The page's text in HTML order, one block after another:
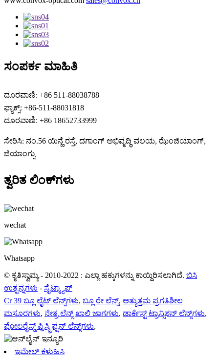
ಸಂಪರ್ಕ ಮಾಹಿತಿ
ದೂರವಾಣಿ: +86 511-88038788
ಫ್ಯಾಕ್ಸ್: +86-511-88031818
ದೂರವಾಣಿ: +86 18652733999
ಸೇರಿಸಿ: ನಂ.56 ಯಿನ್ಹೆ ರಸ್ತೆ, ದಗಾಂಗ್ ಅಭಿವೃದ್ಧಿ ವಲಯ, ಝೆಂಜಿಯಾಂಗ್,
ಜಿಯಾಂಗ್ಸು
ತ್ವರಿತ ಲಿಂಕ್‌ಗಳು
wechat
Whatsapp
© ಕೃತಿಸ್ವಾಮ್ಯ - 2010-2022 : ಎಲ್ಲಾ ಹಕ್ಕುಗಳನ್ನು ಕಾಯ್ದಿರಿಸಲಾಗಿದೆ. ಬಿಸಿ
ಉತ್ಪನ್ನಗಳು - ಸೈಟ್ಮ್ಯಾಪ್
Cr 39 ಬ್ಲೂ ಲೈಟ್ ಲೆನ್ಸ್‌ಗಳು, ಬ್ಲೂ ರೇ ಲೆನ್ಸ್, ಅತ್ಯುತ್ತಮ ಪ್ರಗತಿಶೀಲ
ಮಸೂರಗಳು, ನೇತ್ರ ಲೆನ್ಸ್ ಖಾಲಿ ಜಾಗಗಳು, ಡಾರ್ಕೆಸ್ಟ್ ಟ್ರಾನ್ಸಿಶನ್ ಲೆನ್ಸ್‌ಗಳು,
ಪೋಲರೈಸ್ಡ್ ಪ್ರಿಸ್ಕ್ರಿಪ್ಷನ್ ಲೆನ್ಸ್‌ಗಳು,
ಇಮೇಲ್ ಕಳುಹಿಸಿ